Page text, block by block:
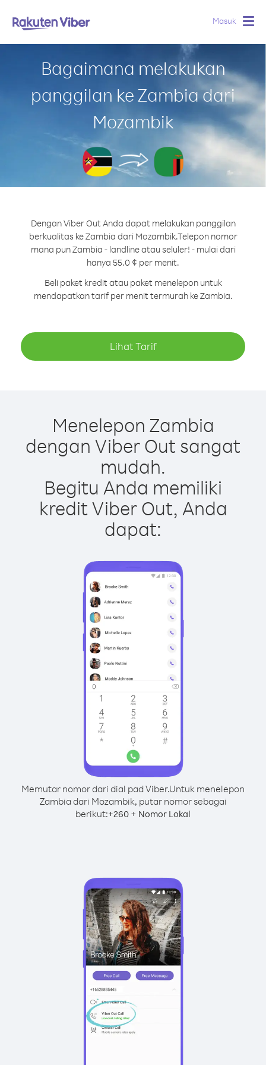
Masuk
Bagaimana melakukan
panggilan ke Zambia dari
Mozambik
Dengan Viber Out Anda dapat melakukan panggilan
berkualitas ke Zambia dari Mozambik.Telepon nomor
mana pun Zambia - landline atau seluler! - mulai dari
hanya 55.0 ¢ per menit.
Beli paket kredit atau paket menelepon untuk
mendapatkan tarif per menit termurah ke Zambia.
Lihat Tarif
Menelepon Zambia
dengan Viber Out sangat
mudah.
Begitu Anda memiliki
kredit Viber Out, Anda
dapat:
Memutar nomor dari dial pad Viber.Untuk menelepon
Zambia dari Mozambik, putar nomor sebagai
berikut:+260 + Nomor Lokal